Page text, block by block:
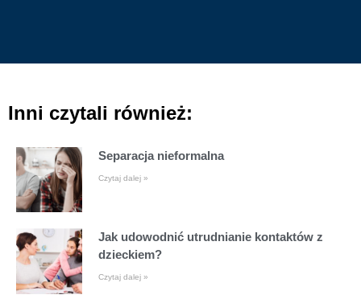
Inni czytali również:
Separacja nieformalna
Czytaj dalej »
Jak udowodnić utrudnianie kontaktów z
dzieckiem?
Czytaj dalej »